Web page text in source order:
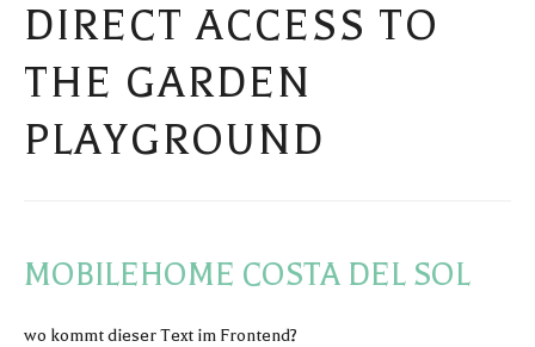
DIRECT ACCESS TO
THE GARDEN
PLAYGROUND
MOBILEHOME COSTA DEL SOL
wo kommt dieser Text im Frontend?